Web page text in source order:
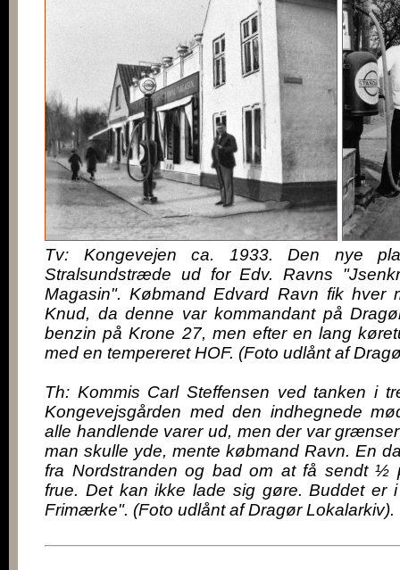
Tv: Kongevejen ca. 1933. Den nye
Stralsundstræde ud for Edv. Ravns
Magasin". Købmand Edvard Ravn fik hver
Knud, da denne var kommandant på
benzin på Krone 27, men efter en lang
med en tempereret HOF. (Foto udlånt af
Th: Kommis Carl Steffensen ved tanken i
Kongevejsgården med den indhegnede
alle handlende varer ud, men der var
man skulle yde, mente købmand Ravn. En
fra Nordstranden og bad om at få sendt ½
frue. Det kan ikke lade sig gøre. Buddet er
Frimærke". (Foto udlånt af Dragør Lokalarkiv).